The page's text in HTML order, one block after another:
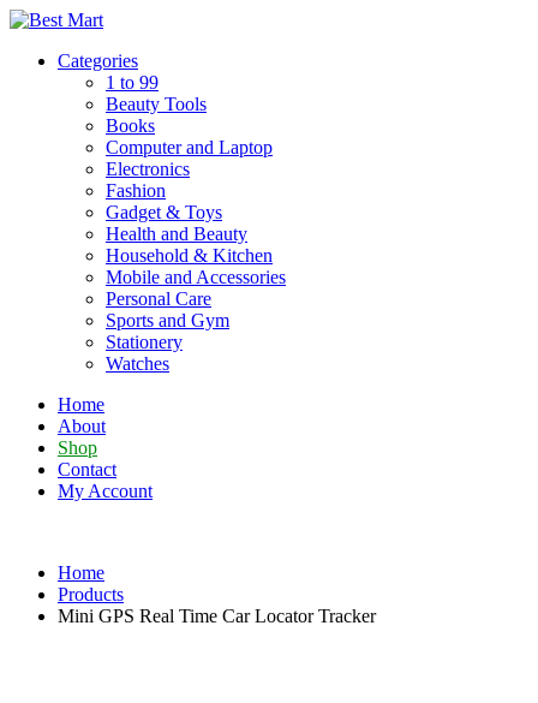
Skip
contentCategories
1 to 99
Beauty Tools
Books
Computer and Laptop
Electronics
Fashion
Gadget & Toys
Health and Beauty
Household & Kitchen
Mobile and Accessories
Personal Care
Sports and Gym
Stationery
Watches
Home
About
Shop
Contact
My Account
Home
Products
Mini GPS Real Time Car Locator Tracker